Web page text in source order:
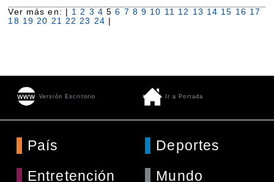
Ver más en: | 1 2 3 4 5 6 7 8 9 10 11 12 13 14 15 16 17
18 19 20 21 22 23 24 |
Versión Escritorio Ir a Portada
País
Deportes
Entretención
Mundo